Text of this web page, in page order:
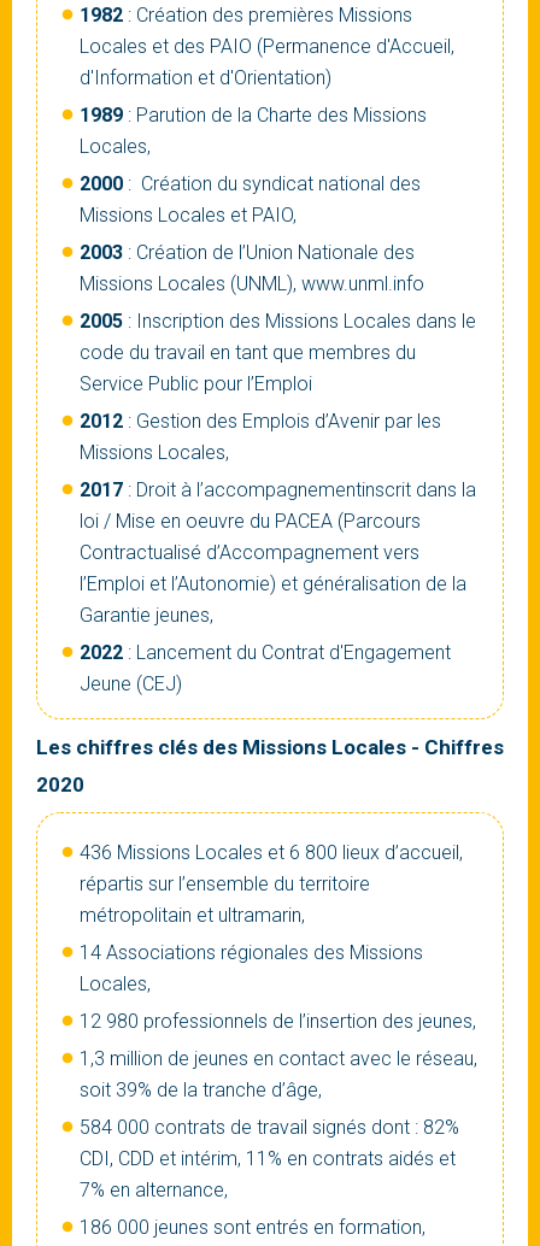
1982 : Création des premières Missions
Locales et des PAIO (Permanence d'Accueil,
d'Information et d'Orientation)
1989 : Parution de la Charte des Missions
Locales,
2000 : Création du syndicat national des
Missions Locales et PAIO,
2003 : Création de l’Union Nationale des
Missions Locales (UNML), www.unml.info
2005 : Inscription des Missions Locales dans le
code du travail en tant que membres du
Service Public pour l’Emploi
2012 : Gestion des Emplois d’Avenir par les
Missions Locales,
2017 : Droit à l’accompagnementinscrit dans la
loi / Mise en oeuvre du PACEA (Parcours
Contractualisé d’Accompagnement vers
l’Emploi et l’Autonomie) et généralisation de la
Garantie jeunes,
2022 : Lancement du Contrat d'Engagement
Jeune (CEJ)
Les chiffres clés des Missions Locales - Chiffres
2020
436 Missions Locales et 6 800 lieux d’accueil,
répartis sur l’ensemble du territoire
métropolitain et ultramarin,
14 Associations régionales des Missions
Locales,
12 980 professionnels de l’insertion des jeunes,
1,3 million de jeunes en contact avec le réseau,
soit 39% de la tranche d’âge,
584 000 contrats de travail signés dont : 82%
CDI, CDD et intérim, 11% en contrats aidés et
7% en alternance,
186 000 jeunes sont entrés en formation,